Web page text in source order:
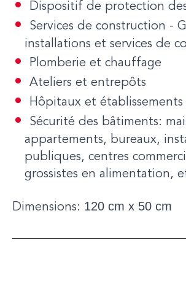
Dispositif de protection
Services de construction -
installations et services de
Plomberie et chauffage
Ateliers et entrepôts
Hôpitaux et établissements
Sécurité des bâtiments:
appartements, bureaux,
publiques, centres
grossistes en alimentation,
Dimensions: 120 cm x 50 cm